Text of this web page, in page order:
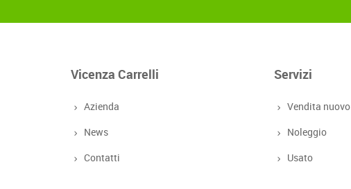
Vicenza Carrelli
Azienda
News
Contatti
Servizi
Vendita nuovo
Noleggio
Usato